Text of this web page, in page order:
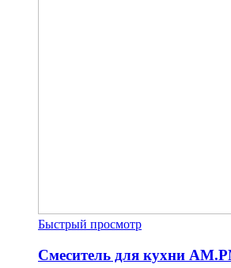
Быстрый просмотр
Смеситель для кухни